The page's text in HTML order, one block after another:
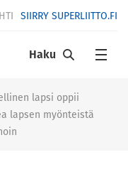
SIIRRY SUPERLIITTO.FI
Haku
lapsi oppii
lapsen myönteistä